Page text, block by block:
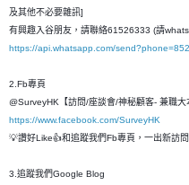
及其他不必要雜訊]
有興趣入谷朋友，請聯絡61526333 (請
https://api.whatsapp.com/
2.Fb專頁
@SurveyHK【訪問/座談會/神秘顧客- 兼職
https://www.facebook.com/SurveyHK
💡讚好Like👍和追蹤我們Fb專頁，一出新訪
3.追蹤我們Google Blog